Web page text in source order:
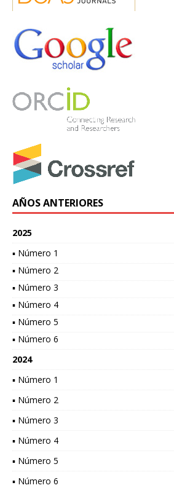
AÑOS ANTERIORES
2025
▪ Número 1
▪ Número 2
▪ Número 3
▪ Número 4
▪ Número 5
▪ Número 6
2024
▪ Número 1
▪ Número 2
▪ Número 3
▪ Número 4
▪ Número 5
▪ Número 6